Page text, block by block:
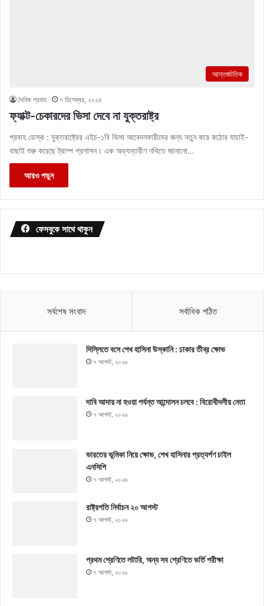
আন্তর্জাতিক
দৈনিক প্রবাহ ৭ ডিসেম্বর, ২০২৫
ফ্যাক্ট-চেকারদের ভিসা দেবে না যুক্তরাষ্ট্র
প্রবাহ ডেস্ক : যুক্তরাষ্ট্রের এইচ-১বি ভিসা আবেদনকারীদের জন্য নতুন করে কঠোর যাচাই-
বাছাই শুরু করেছে ট্রাম্প প্রশাসন। এক অভ্যন্তরীণ নথিতে জানানো…
আরও পড়ুন
ফেসবুকে সাথে থাকুন
সর্বশেষ সংবাদ সর্বাধিক পঠিত
দিল্লিতে বসে শেখ হাসিনা উস্কানি : ঢাকার তীব্র ক্ষোভ
৭ আগস্ট, ২০২৬
দাবি আদায় না হওয়া পর্যন্ত আন্দোলন চলবে : বিরোধীদলীয় নেতা
৭ আগস্ট, ২০২৬
ভারতের ভূমিকা নিয়ে ক্ষোভ, শেখ হাসিনার প্রত্যর্পণ চাইল
এনসিপি
৭ আগস্ট, ২০২৬
রাষ্ট্রপতি নির্বাচন ২০ আগস্ট
৭ আগস্ট, ২০২৬
প্রথম শ্রেণিতে লটারি, অন্য সব শ্রেণিতে ভর্তি পরীক্ষা
৭ আগস্ট, ২০২৬